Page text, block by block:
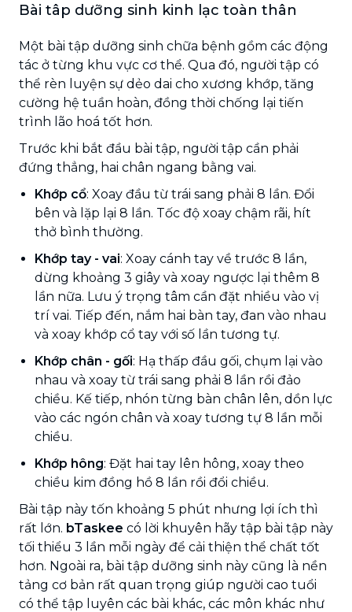
Bài tâp dưỡng sinh kinh lạc toàn thân
Một bài tập dưỡng sinh chữa bệnh gồm các động
tác ở từng khu vực cơ thể. Qua đó, người tập có
thể rèn luyện sự dẻo dai cho xương khớp, tăng
cường hệ tuần hoàn, đồng thời chống lại tiến
trình lão hoá tốt hơn.
Trước khi bắt đầu bài tập, người tập cần phải
đứng thẳng, hai chân ngang bằng vai.
Khớp cổ: Xoay đầu từ trái sang phải 8 lần. Đổi
bên và lặp lại 8 lần. Tốc độ xoay chậm rãi, hít
thở bình thường.
Khớp tay - vai: Xoay cánh tay về trước 8 lần,
dừng khoảng 3 giây và xoay ngược lại thêm 8
lần nữa. Lưu ý trọng tâm cần đặt nhiều vào vị
trí vai. Tiếp đến, nắm hai bàn tay, đan vào nhau
và xoay khớp cổ tay với số lần tương tự.
Khớp chân - gối: Hạ thấp đầu gối, chụm lại vào
nhau và xoay từ trái sang phải 8 lần rồi đảo
chiều. Kế tiếp, nhón từng bàn chân lên, dồn lực
vào các ngón chân và xoay tương tự 8 lần mỗi
chiều.
Khớp hông: Đặt hai tay lên hông, xoay theo
chiều kim đồng hồ 8 lần rồi đổi chiều.
Bài tập này tốn khoảng 5 phút nhưng lợi ích thì
rất lớn. bTaskee có lời khuyên hãy tập bài tập này
tối thiểu 3 lần mỗi ngày để cải thiện thể chất tốt
hơn. Ngoài ra, bài tập dưỡng sinh này cũng là nền
tảng cơ bản rất quan trọng giúp người cao tuổi
có thể tập luyên các bài khác, các môn khác như